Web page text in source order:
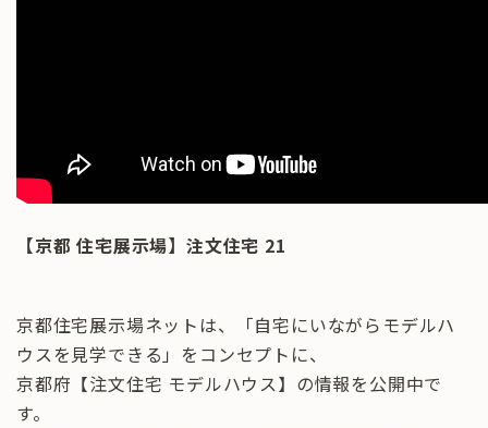
【京都 住宅展示場】注文住宅 21
京都住宅展示場ネットは、「自宅にいながらモデルハ
ウスを見学できる」をコンセプトに、
京都府【注文住宅 モデルハウス】の情報を公開中で
す。